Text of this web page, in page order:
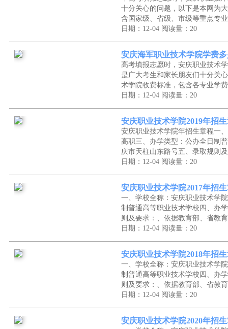
十分关心的问题，以下是本网为
含国家级、省级、市级等重点专
日期：12-04 阅读量：20
安庆海军职业技术学院学费
高考填报志愿时，安庆职业技术
是广大考生和家长朋友们十分关
术学院收费标准，包含各专业学
日期：12-04 阅读量：20
安庆职业技术学院2019年招
安庆职业技术学院年招生章程一
高职三、办学类型：公办全日制
庆市天柱山东路号五、录取规则
日期：12-04 阅读量：20
安庆职业技术学院2017年招
一、学校全称：安庆职业技术学
制普通高等职业技术学校四、办
则及要求：、依据教育部、省教
日期：12-04 阅读量：20
安庆职业技术学院2018年招
一、学校全称：安庆职业技术学
制普通高等职业技术学校四、办
则及要求：、依据教育部、省教
日期：12-04 阅读量：20
安庆职业技术学院2020年招